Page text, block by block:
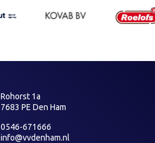
Rohorst 1a
7683 PE Den Ham
0546-671666
info@vvdenham.nl